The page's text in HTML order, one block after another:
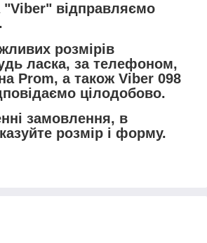
"Viber" відправляємо
розмірів
ласка, за телефоном,
Prom, а також Viber 098
цілодобово.
замовлення, в
розмір і форму.